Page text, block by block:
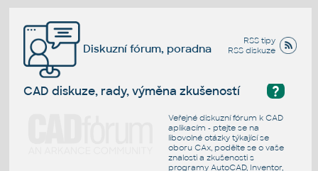
RSS tipy
RSS diskuze
Diskuzní fórum, poradna
?
CAD diskuze, rady, výměna zkušeností
Veřejné diskuzní fórum k CAD
aplikacím - ptejte se na
libovolné otázky týkající se
oboru CAx, podělte se o vaše
znalosti a zkušenosti s
programy AutoCAD, Inventor,